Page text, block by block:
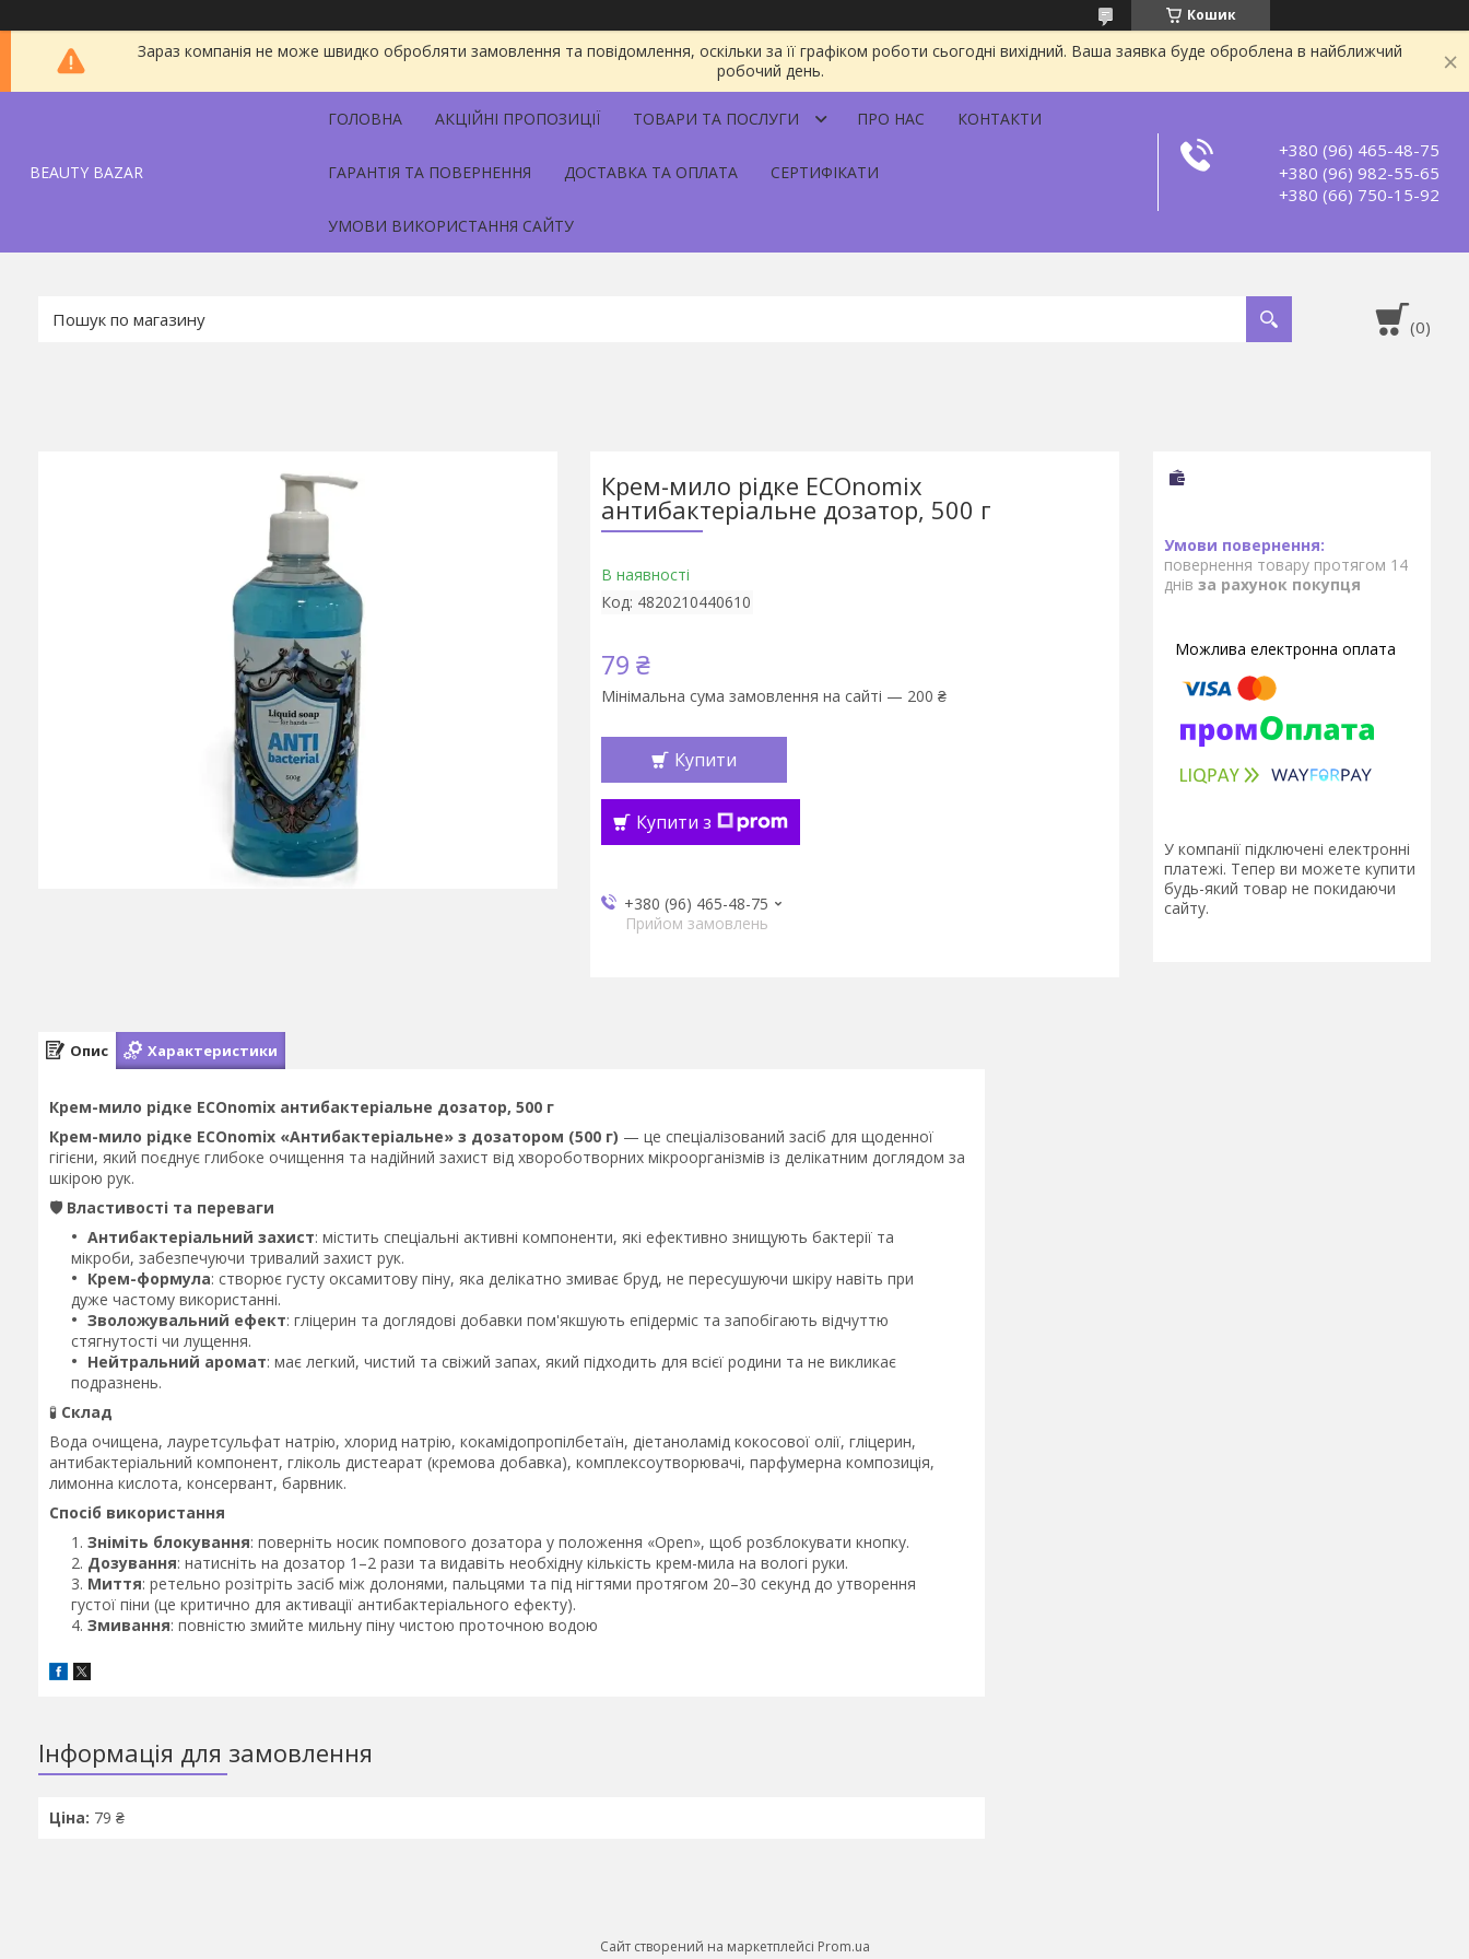
Кошик
Зараз компанія не може швидко обробляти замовлення та повідомлення, оскільки за її графіком роботи сьогодні вихідний. Ваша заявка буде оброблена в найближчий
робочий день.
BEAUTY BAZAR
ГОЛОВНА АКЦІЙНІ ПРОПОЗИЦІЇ ТОВАРИ ТА ПОСЛУГИ ПРО НАС КОНТАКТИ
ГАРАНТІЯ ТА ПОВЕРНЕННЯ ДОСТАВКА ТА ОПЛАТА СЕРТИФІКАТИ
УМОВИ ВИКОРИСТАННЯ САЙТУ
+380 (96) 465-48-75
+380 (96) 982-55-65
+380 (66) 750-15-92
Крем-мило рідке ECOnomix
антибактеріальне дозатор, 500 г
В наявності
Код: 4820210440610
79 ₴
Мінімальна сума замовлення на сайті — 200 ₴
Купити
Купити з
+380 (96) 465-48-75
Прийом замовлень
повернення товару протягом 14
днів за рахунок покупця
У компанії підключені електронні
платежі. Тепер ви можете купити
будь-який товар не покидаючи
сайту.
Опис Характеристики
Крем-мило рідке ECOnomix антибактеріальне дозатор, 500 г
Крем-мило рідке ECOnomix «Антибактеріальне» з дозатором (500 г) — це спеціалізований засіб для щоденної
гігієни, який поєднує глибоке очищення та надійний захист від хвороботворних мікроорганізмів із делікатним доглядом за
шкірою рук.
🛡️ Властивості та переваги
Антибактеріальний захист: містить спеціальні активні компоненти, які ефективно знищують бактерії та
мікроби, забезпечуючи тривалий захист рук.
Крем-формула: створює густу оксамитову піну, яка делікатно змиває бруд, не пересушуючи шкіру навіть при
дуже частому використанні.
Зволожувальний ефект: гліцерин та доглядові добавки пом'якшують епідерміс та запобігають відчуттю
стягнутості чи лущення.
Нейтральний аромат: має легкий, чистий та свіжий запах, який підходить для всієї родини та не викликає
подразнень.
🧪 Склад
Вода очищена, лауретсульфат натрію, хлорид натрію, кокамідопропілбетаїн, діетаноламід кокосової олії, гліцерин,
антибактеріальний компонент, гліколь дистеарат (кремова добавка), комплексоутворювачі, парфумерна композиція,
лимонна кислота, консервант, барвник.
Спосіб використання
Зніміть блокування: поверніть носик помпового дозатора у положення «Open», щоб розблокувати кнопку.
Дозування: натисніть на дозатор 1–2 рази та видавіть необхідну кількість крем-мила на вологі руки.
Миття: ретельно розітріть засіб між долонями, пальцями та під нігтями протягом 20–30 секунд до утворення
густої піни (це критично для активації антибактеріального ефекту).
Змивання: повністю змийте мильну піну чистою проточною водою
Інформація для замовлення
Ціна: 79 ₴
Сайт створений на маркетплейсі Prom.ua